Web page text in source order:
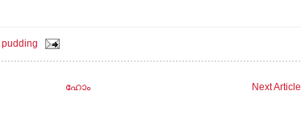
pudding
Next Article
ഹോം